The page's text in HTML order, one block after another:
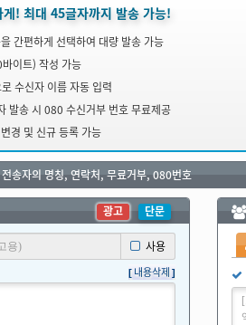
! 최대 45글자까지 발송 가능!
간편하게 선택하여 대량 발송 가능
이트) 작성 가능
수신자 이름 자동 입력
발송 시 080 수신거부 번호 무료제공
경 및 신규 등록 가능
송자의 명칭, 연락처, 무료거부, 080번호
단문
사용
내용삭제